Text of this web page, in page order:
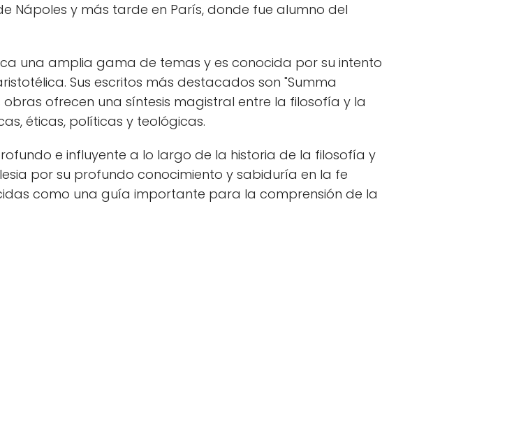
Nápoles y más tarde en París, donde fue alumno del
una amplia gama de temas y es conocida por su intento
Sus escritos más destacados son "Summa
obras ofrecen una síntesis magistral entre la filosofía y la
éticas, políticas y teológicas.
e influyente a lo largo de la historia de la filosofía y
por su profundo conocimiento y sabiduría en la fe
como una guía importante para la comprensión de la